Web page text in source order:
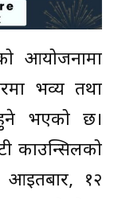
आयोजनामा
भव्य तथा
भएको छ।
काउन्सिलको
आइतबार, १२